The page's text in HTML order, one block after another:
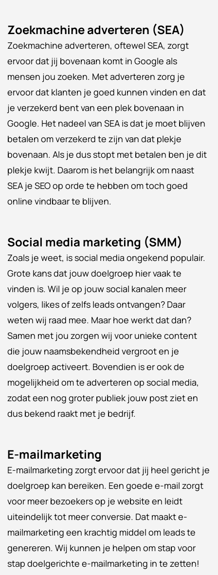
Zoekmachine adverteren (SEA)
Zoekmachine adverteren, oftewel SEA, zorgt
ervoor dat jij bovenaan komt in Google als
mensen jou zoeken. Met adverteren zorg je
ervoor dat klanten je goed kunnen vinden en dat
je verzekerd bent van een plek bovenaan in
Google. Het nadeel van SEA is dat je moet blijven
betalen om verzekerd te zijn van dat plekje
bovenaan. Als je dus stopt met betalen ben je dit
plekje kwijt. Daarom is het belangrijk om naast
SEA je SEO op orde te hebben om toch goed
online vindbaar te blijven.
Social media marketing (SMM)
Zoals je weet, is social media ongekend populair.
Grote kans dat jouw doelgroep hier vaak te
vinden is. Wil je op jouw social kanalen meer
volgers, likes of zelfs leads ontvangen? Daar
weten wij raad mee. Maar hoe werkt dat dan?
Samen met jou zorgen wij voor unieke content
die jouw naamsbekendheid vergroot en je
doelgroep activeert. Bovendien is er ook de
mogelijkheid om te adverteren op social media,
zodat een nog groter publiek jouw post ziet en
dus bekend raakt met je bedrijf.
E-mailmarketing
E-mailmarketing zorgt ervoor dat jij heel gericht je
doelgroep kan bereiken. Een goede e-mail zorgt
voor meer bezoekers op je website en leidt
uiteindelijk tot meer conversie. Dat maakt e-
mailmarketing een krachtig middel om leads te
genereren. Wij kunnen je helpen om stap voor
stap doelgerichte e-mailmarketing in te zetten!